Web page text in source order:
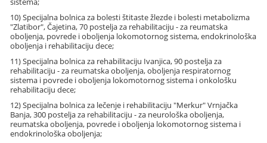
10) Specijalna bolnica za bolesti štitaste žlezde i bolesti metabolizma
"Zlatibor", Čajetina, 70 postelja za rehabilitaciju - za reumatska
oboljenja, povrede i oboljenja lokomotornog sistema, endokrinološka
oboljenja i rehabilitaciju dece;
11) Specijalna bolnica za rehabilitaciju Ivanjica, 90 postelja za
rehabilitaciju - za reumatska oboljenja, oboljenja respiratornog
sistema i povrede i oboljenja lokomotornog sistema i onkološku
rehabilitaciju dece;
12) Specijalna bolnica za lečenje i rehabilitaciju "Merkur" Vrnjačka
Banja, 300 postelja za rehabilitaciju - za neurološka oboljenja,
reumatska oboljenja, povrede i oboljenja lokomotornog sistema i
endokrinološka oboljenja;